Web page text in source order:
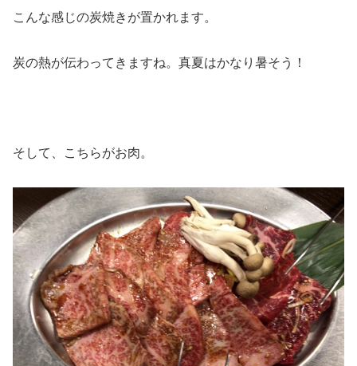
こんな感じの炭焼きが置かれます。
炭の熱が伝わってきますね。真夏はかなり暑そう！
そして、こちらがお肉。